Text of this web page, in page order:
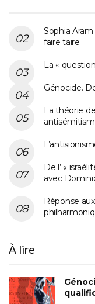
Sophia
faire taire
La «
Génocide.
La théorie
De l’ «
avec
Réponse
À lire